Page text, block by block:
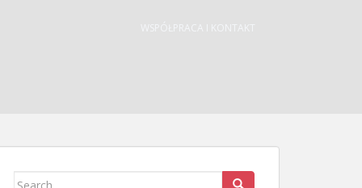
WSPÓŁPRACA I KONTAKT
Search